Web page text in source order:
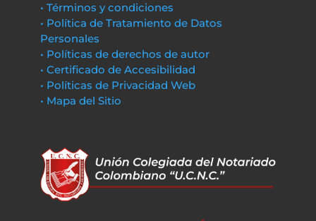
• Términos y condiciones
• Política de Tratamiento de Datos
Personales
• Políticas de derechos de autor
• Certificado de Accesibilidad
• Políticas de Privacidad Web
• Mapa del Sitio